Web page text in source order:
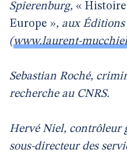
Spierenburg, «
Europe », aux Éditions
(www.laurent-
Sebastian Roché,
recherche au CNRS.
Hervé Niel, contrôleur
sous-directeur des